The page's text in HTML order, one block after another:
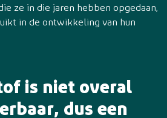
ze in die jaren hebben opgedaan,
in de ontwikkeling van hun
is niet overal
dus een